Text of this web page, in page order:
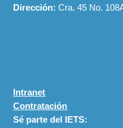
Dirección: Cra. 45 No.
Intranet
Contratación
Sé parte del IETS: